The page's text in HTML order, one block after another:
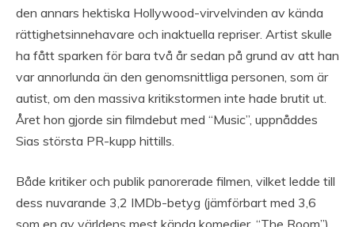
den annars hektiska Hollywood-virvelvinden av kända
rättighetsinnehavare och inaktuella repriser. Artist skulle
ha fått sparken för bara två år sedan på grund av att han
var annorlunda än den genomsnittliga personen, som är
autist, om den massiva kritikstormen inte hade brutit ut.
Året hon gjorde sin filmdebut med “Music”, uppnåddes
Sias största PR-kupp hittills.
Både kritiker och publik panorerade filmen, vilket ledde till
dess nuvarande 3,2 IMDb-betyg (jämförbart med 3,6
som en av världens mest kända komedier, “The Room”)